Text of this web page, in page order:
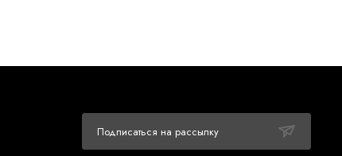
Подписаться на рассылку